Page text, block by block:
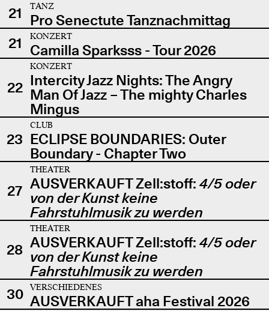
21
TANZ
Pro Senectute Tanznachmittag
21
KONZERT
Camilla Sparksss - Tour 2026
22
KONZERT
Intercity Jazz Nights: The Angry
Man Of Jazz – The mighty Charles
Mingus
23
CLUB
ECLIPSE BOUNDARIES: Outer
Boundary - Chapter Two
27
THEATER
AUSVERKAUFT Zell:stoff: 4/5 oder
von der Kunst keine
Fahrstuhlmusik zu werden
28
THEATER
AUSVERKAUFT Zell:stoff: 4/5 oder
von der Kunst keine
Fahrstuhlmusik zu werden
30
VERSCHIEDENES
AUSVERKAUFT aha Festival 2026